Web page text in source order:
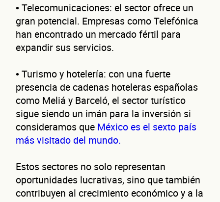
• Telecomunicaciones: el sector ofrece un
gran potencial. Empresas como Telefónica
han encontrado un mercado fértil para
expandir sus servicios.
• Turismo y hotelería: con una fuerte
presencia de cadenas hoteleras españolas
como Meliá y Barceló, el sector turístico
sigue siendo un imán para la inversión si
consideramos que México es el sexto país
más visitado del mundo.
Estos sectores no solo representan
oportunidades lucrativas, sino que también
contribuyen al crecimiento económico y a la